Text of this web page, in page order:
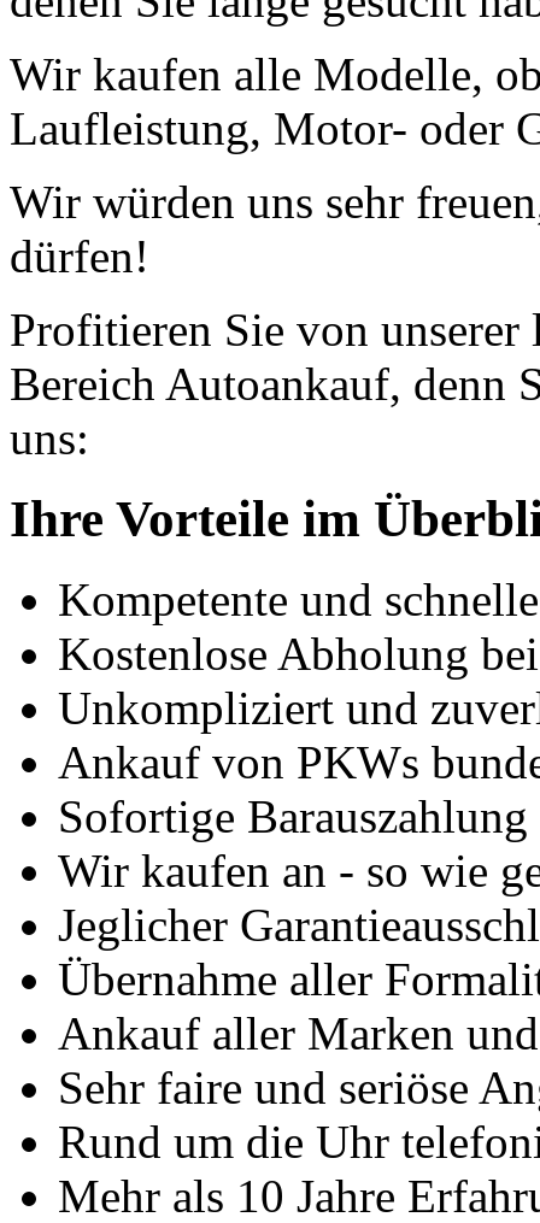
Wir kaufen alle Modelle,
Laufleistung, Motor- oder
Wir würden uns sehr
dürfen!
Profitieren Sie von
Bereich Autoankauf, denn
uns:
Ihre Vorteile im
Kompetente und
Kostenlose Abholung
Unkompliziert und
Ankauf von PKWs
Sofortige
Wir kaufen an - so wie
Jeglicher
Übernahme aller
Ankauf aller Marken
Sehr faire und seriöse
Rund um die Uhr
Mehr als 10 Jahre